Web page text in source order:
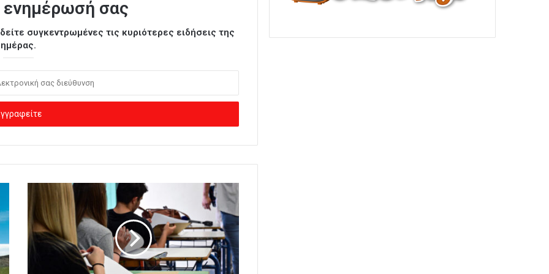
ενημέρωσή σας
συγκεντρωμένες τις κυριότερες ειδήσεις της
ημέρας.